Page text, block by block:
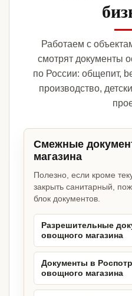
Работаем с
смотрят документы
по России: общепит,
производство,
Смежные
магазина
Полезно, если кроме
закрыть санитарный,
блок документов.
Разрешительные
овощного магазина
Документы в
овощного магазина